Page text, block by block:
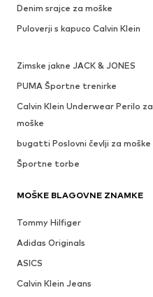
Denim srajce za moške
Puloverji s kapuco Calvin Klein
Zimske jakne JACK & JONES
PUMA Športne trenirke
Calvin Klein Underwear Perilo za
moške
bugatti Poslovni čevlji za moške
Športne torbe
MOŠKE BLAGOVNE ZNAMKE
Tommy Hilfiger
Adidas Originals
ASICS
Calvin Klein Jeans